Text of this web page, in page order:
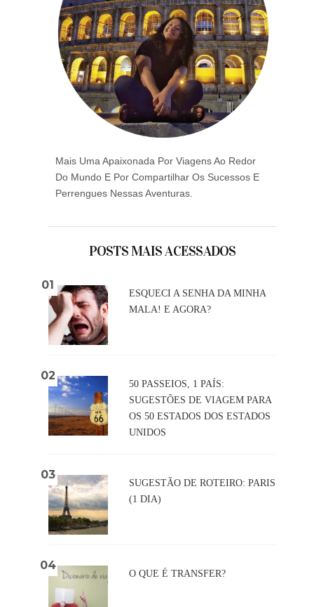
Mais Uma Apaixonada Por Viagens Ao Redor
Do Mundo E Por Compartilhar Os Sucessos E
Perrengues Nessas Aventuras.
POSTS MAIS ACESSADOS
ESQUECI A SENHA DA MINHA
MALA! E AGORA?
50 PASSEIOS, 1 PAÍS:
SUGESTÕES DE VIAGEM PARA
OS 50 ESTADOS DOS ESTADOS
UNIDOS
SUGESTÃO DE ROTEIRO: PARIS
(1 DIA)
O QUE É TRANSFER?